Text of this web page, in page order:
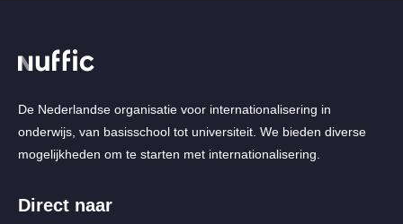
De Nederlandse organisatie voor internationalisering in
onderwijs, van basisschool tot universiteit. We bieden diverse
mogelijkheden om te starten met internationalisering.
Direct naar